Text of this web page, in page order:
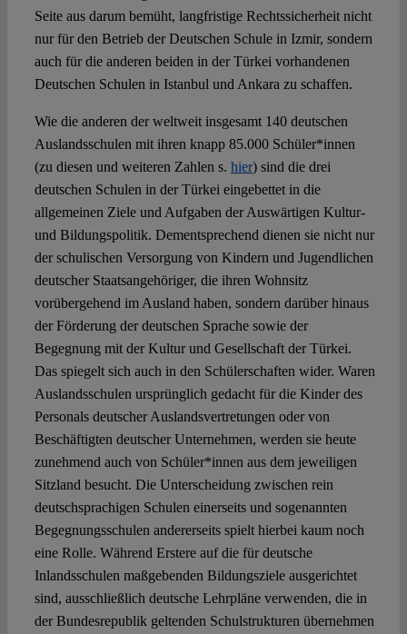
Seite aus darum bemüht, langfristige Rechtssicherheit nicht
nur für den Betrieb der Deutschen Schule in Izmir, sondern
auch für die anderen beiden in der Türkei vorhandenen
Deutschen Schulen in Istanbul und Ankara zu schaffen.
Wie die anderen der weltweit insgesamt 140 deutschen
Auslandsschulen mit ihren knapp 85.000 Schüler*innen
(zu diesen und weiteren Zahlen s. hier) sind die drei
deutschen Schulen in der Türkei eingebettet in die
allgemeinen Ziele und Aufgaben der Auswärtigen Kultur-
und Bildungspolitik. Dementsprechend dienen sie nicht nur
der schulischen Versorgung von Kindern und Jugendlichen
deutscher Staatsangehöriger, die ihren Wohnsitz
vorübergehend im Ausland haben, sondern darüber hinaus
der Förderung der deutschen Sprache sowie der
Begegnung mit der Kultur und Gesellschaft der Türkei.
Das spiegelt sich auch in den Schülerschaften wider. Waren
Auslandsschulen ursprünglich gedacht für die Kinder des
Personals deutscher Auslandsvertretungen oder von
Beschäftigten deutscher Unternehmen, werden sie heute
zunehmend auch von Schüler*innen aus dem jeweiligen
Sitzland besucht. Die Unterscheidung zwischen rein
deutschsprachigen Schulen einerseits und sogenannten
Begegnungsschulen andererseits spielt hierbei kaum noch
eine Rolle. Während Erstere auf die für deutsche
Inlandsschulen maßgebenden Bildungsziele ausgerichtet
sind, ausschließlich deutsche Lehrpläne verwenden, die in
der Bundesrepublik geltenden Schulstrukturen übernehmen